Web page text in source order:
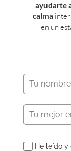
ayudarte
calma
en un
He leído